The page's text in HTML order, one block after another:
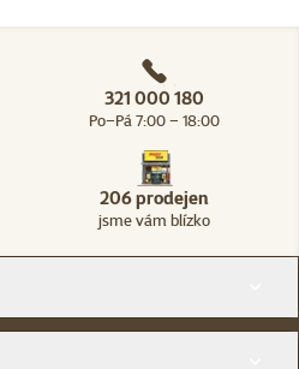
321 000 180
Po–Pá 7:00 – 18:00
206 prodejen
jsme vám blízko